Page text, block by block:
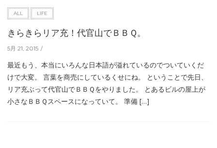
ALL LIFE
きらきらリア充！代官山でＢＢＱ。
5月 21, 2015
最近もう、本当にいろんな日本語が溢れているのでついていくだ
けで大変。 言葉を商売にしているくせにね。 ということで先日、
リア充ぶって代官山でＢＢＱをやりました。 とあるビルの屋上が
小さなＢＢＱスペースになっていて。 準備 […]